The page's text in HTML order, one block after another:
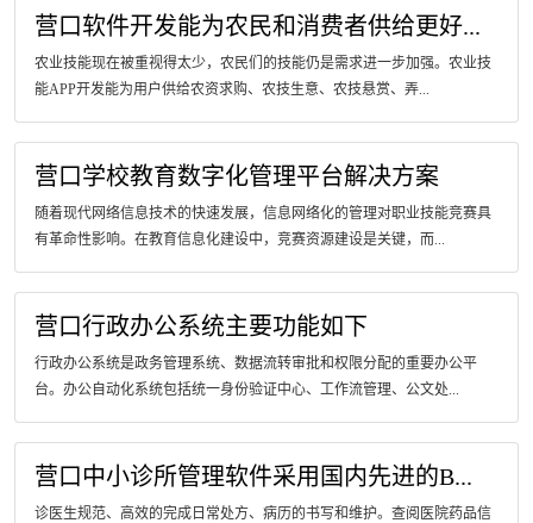
营口软件开发能为农民和消费者供给更好...
农业技能现在被重视得太少，农民们的技能仍是需求进一步加强。农业技
能APP开发能为用户供给农资求购、农技生意、农技悬赏、弄...
营口学校教育数字化管理平台解决方案
随着现代网络信息技术的快速发展，信息网络化的管理对职业技能竞赛具
有革命性影响。在教育信息化建设中，竞赛资源建设是关键，而...
营口行政办公系统主要功能如下
行政办公系统是政务管理系统、数据流转审批和权限分配的重要办公平
台。办公自动化系统包括统一身份验证中心、工作流管理、公文处...
营口中小诊所管理软件采用国内先进的B...
诊医生规范、高效的完成日常处方、病历的书写和维护。查阅医院药品信